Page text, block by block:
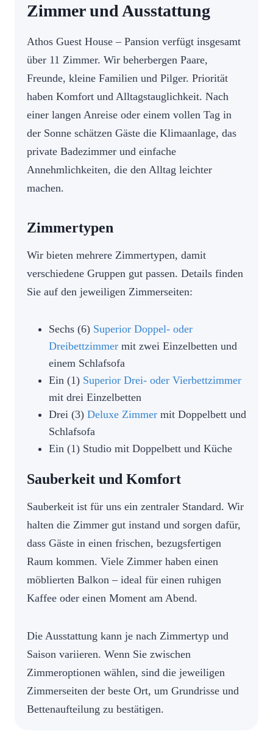
Zimmer und Ausstattung
Athos Guest House – Pansion verfügt insgesamt
über 11 Zimmer. Wir beherbergen Paare,
Freunde, kleine Familien und Pilger. Priorität
haben Komfort und Alltagstauglichkeit. Nach
einer langen Anreise oder einem vollen Tag in
der Sonne schätzen Gäste die Klimaanlage, das
private Badezimmer und einfache
Annehmlichkeiten, die den Alltag leichter
machen.
Zimmertypen
Wir bieten mehrere Zimmertypen, damit
verschiedene Gruppen gut passen. Details finden
Sie auf den jeweiligen Zimmerseiten:
Sechs (6) Superior Doppel- oder
Dreibettzimmer mit zwei Einzelbetten und
einem Schlafsofa
Ein (1) Superior Drei- oder Vierbettzimmer
mit drei Einzelbetten
Drei (3) Deluxe Zimmer mit Doppelbett und
Schlafsofa
Ein (1) Studio mit Doppelbett und Küche
Sauberkeit und Komfort
Sauberkeit ist für uns ein zentraler Standard. Wir
halten die Zimmer gut instand und sorgen dafür,
dass Gäste in einen frischen, bezugsfertigen
Raum kommen. Viele Zimmer haben einen
möblierten Balkon – ideal für einen ruhigen
Kaffee oder einen Moment am Abend.
Die Ausstattung kann je nach Zimmertyp und
Saison variieren. Wenn Sie zwischen
Zimmeroptionen wählen, sind die jeweiligen
Zimmerseiten der beste Ort, um Grundrisse und
Bettenaufteilung zu bestätigen.